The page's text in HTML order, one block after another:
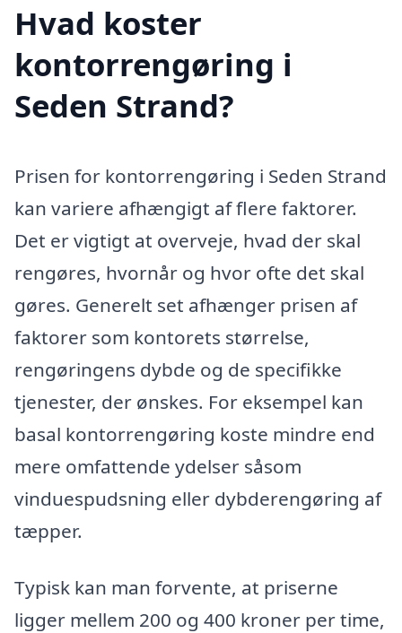
Hvad koster
kontorrengøring i
Seden Strand?
Prisen for kontorrengøring i Seden Strand
kan variere afhængigt af flere faktorer.
Det er vigtigt at overveje, hvad der skal
rengøres, hvornår og hvor ofte det skal
gøres. Generelt set afhænger prisen af
faktorer som kontorets størrelse,
rengøringens dybde og de specifikke
tjenester, der ønskes. For eksempel kan
basal kontorrengøring koste mindre end
mere omfattende ydelser såsom
vinduespudsning eller dybderengøring af
tæpper.
Typisk kan man forvente, at priserne
ligger mellem 200 og 400 kroner per time,